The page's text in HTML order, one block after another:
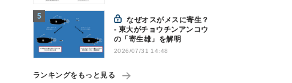
なぜオスがメスに寄生？
- 東大がチョウチンアンコウ
の「寄生雄」を解明
2026/07/31 14:48
ランキングをもっと見る